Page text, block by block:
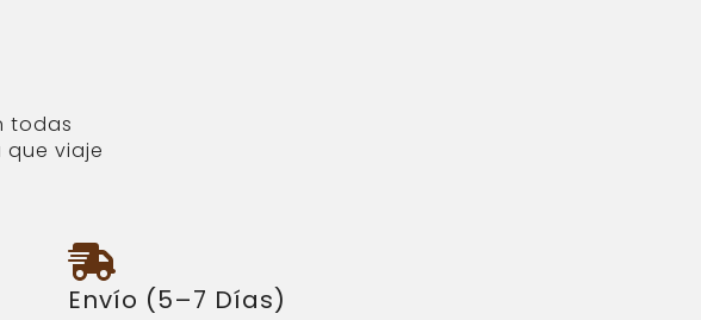
todas
viaje
Envío (5–7 Días)